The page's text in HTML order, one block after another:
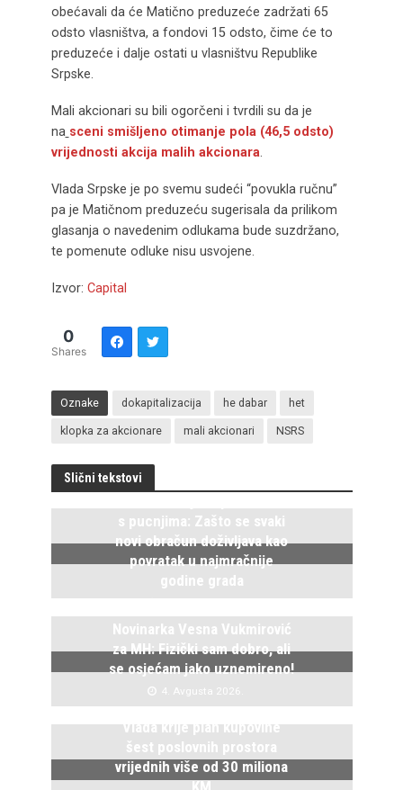
obećavali da će Matično preduzeće zadržati 65
odsto vlasništva, a fondovi 15 odsto, čime će to
preduzeće i dalje ostati u vlasništvu Republike
Srpske.
Mali akcionari su bili ogorčeni i tvrdili su da je
na sceni smišljeno otimanje pola (46,5 odsto)
vrijednosti akcija malih akcionara.
Vlada Srpske je po svemu sudeći “povukla ručnu”
pa je Matičnom preduzeću sugerisala da prilikom
glasanja o navedenim odlukama bude suzdržano,
te pomenute odluke nisu usvojene.
Izvor: Capital
0
Shares
Oznake dokapitalizacija he dabar het
klopka za akcionare mali akcionari NSRS
Slični tekstovi
s pucnjima: Zašto se svaki
novi obračun doživljava kao
povratak u najmračnije
godine grada
5. Avgusta 2026.
Novinarka Vesna Vukmirović
za MH: Fizički sam dobro, ali
se osjećam jako uznemireno!
4. Avgusta 2026.
Vlada krije plan kupovine
šest poslovnih prostora
vrijednih više od 30 miliona
KM